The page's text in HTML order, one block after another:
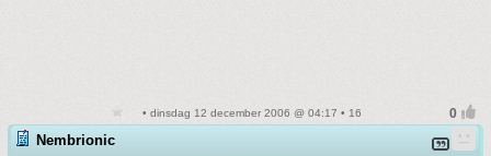
• dinsdag 12 december 2006 @ 04:17 • 16
Nembrionic